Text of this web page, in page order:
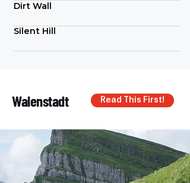
Dirt Wall
Silent Hill
Walenstadt Read This First!